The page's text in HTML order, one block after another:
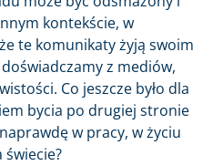
kontekście, w
te komunikaty żyją swoim
z mediów,
Co jeszcze było dla
bycia po drugiej stronie
w pracy, w życiu